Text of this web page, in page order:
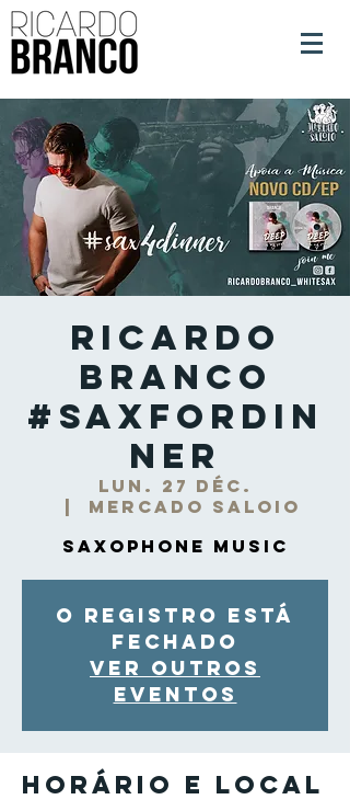
Ricardo
Branco
#SaxForDin
ner
lun. 27 déc.
Mercado Saloio
Saxophone Music
O registro está
fechado
Ver outros
eventos
Horário e local